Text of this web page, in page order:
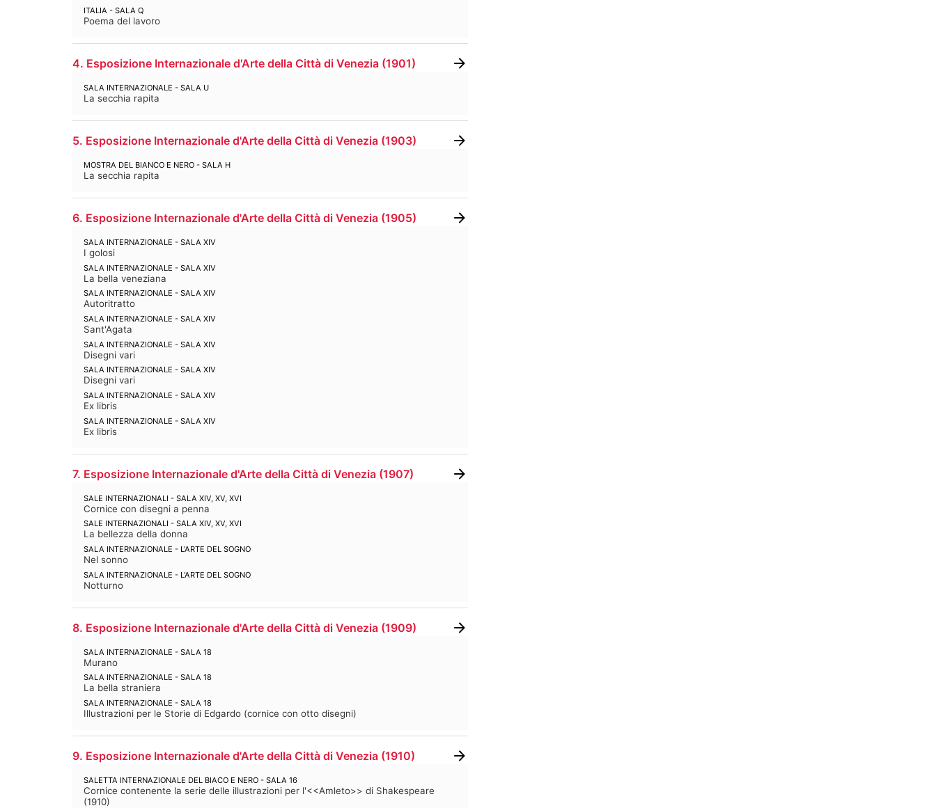
ITALIA - SALA Q
Poema del lavoro
4. Esposizione Internazionale d'Arte della Città di Venezia (1901)
SALA INTERNAZIONALE - SALA U
La secchia rapita
5. Esposizione Internazionale d'Arte della Città di Venezia (1903)
MOSTRA DEL BIANCO E NERO - SALA H
La secchia rapita
6. Esposizione Internazionale d'Arte della Città di Venezia (1905)
SALA INTERNAZIONALE - SALA XIV
I golosi
SALA INTERNAZIONALE - SALA XIV
La bella veneziana
SALA INTERNAZIONALE - SALA XIV
Autoritratto
SALA INTERNAZIONALE - SALA XIV
Sant'Agata
SALA INTERNAZIONALE - SALA XIV
Disegni vari
SALA INTERNAZIONALE - SALA XIV
Disegni vari
SALA INTERNAZIONALE - SALA XIV
Ex libris
SALA INTERNAZIONALE - SALA XIV
Ex libris
7. Esposizione Internazionale d'Arte della Città di Venezia (1907)
SALE INTERNAZIONALI - SALA XIV, XV, XVI
Cornice con disegni a penna
SALE INTERNAZIONALI - SALA XIV, XV, XVI
La bellezza della donna
SALA INTERNAZIONALE - L'ARTE DEL SOGNO
Nel sonno
SALA INTERNAZIONALE - L'ARTE DEL SOGNO
Notturno
8. Esposizione Internazionale d'Arte della Città di Venezia (1909)
SALA INTERNAZIONALE - SALA 18
Murano
SALA INTERNAZIONALE - SALA 18
La bella straniera
SALA INTERNAZIONALE - SALA 18
Illustrazioni per le Storie di Edgardo (cornice con otto disegni)
9. Esposizione Internazionale d'Arte della Città di Venezia (1910)
SALETTA INTERNAZIONALE DEL BIACO E NERO - SALA 16
Cornice contenente la serie delle illustrazioni per l'<<Amleto>> di Shakespeare
(1910)